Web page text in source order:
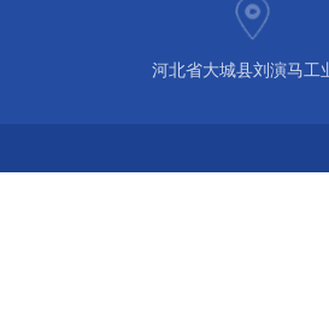
河北省大城县刘演马工